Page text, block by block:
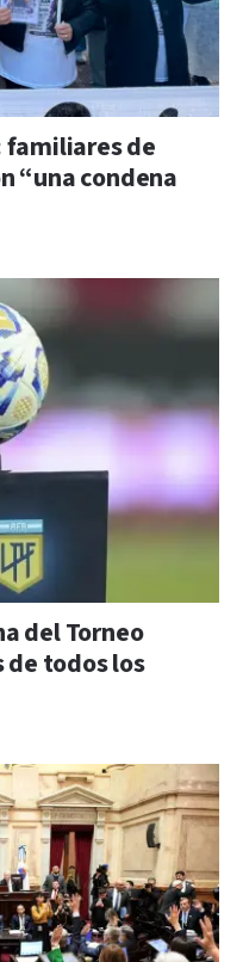
familiares de
“una condena
del Torneo
de todos los